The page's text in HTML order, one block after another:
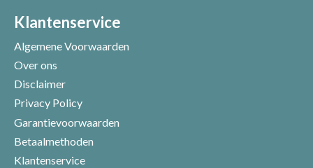
Klantenservice
Algemene Voorwaarden
Over ons
Disclaimer
Privacy Policy
Garantievoorwaarden
Betaalmethoden
Klantenservice